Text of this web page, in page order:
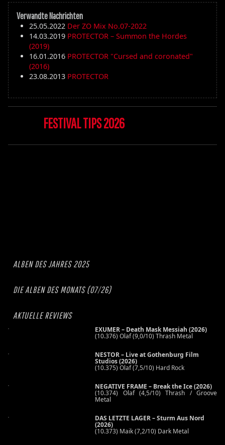
ALBEN DES JAHRES 2025
DIE ALBEN DES MONATS (07/26)
AKTUELLE REVIEWS
EXUMER – Death Mask Messiah (2026)
(10.376) Olaf (9,0/10) Thrash Metal
NESTOR – Live at Gothenburg Film
Studios (2026)
(10.375) Olaf (7,5/10) Hard Rock
NEGATIVE FRAME – Break the Ice (2026)
(10.374) Olaf (4,5/10) Thrash / Groove
Metal
DAS LETZTE LAGER – Sturm Aus Nord
(2026)
(10.373) Maik (7,2/10) Dark Metal
Verwandte Nachrichten
25.05.2022 Der ZO Mix No.07-2022
14.03.2019 PROTECTOR – Summon the Hordes
(2019)
16.01.2016 PROTECTOR "Cursed and coronated"
(2016)
23.08.2013 PROTECTOR
FESTIVAL TIPS 2026